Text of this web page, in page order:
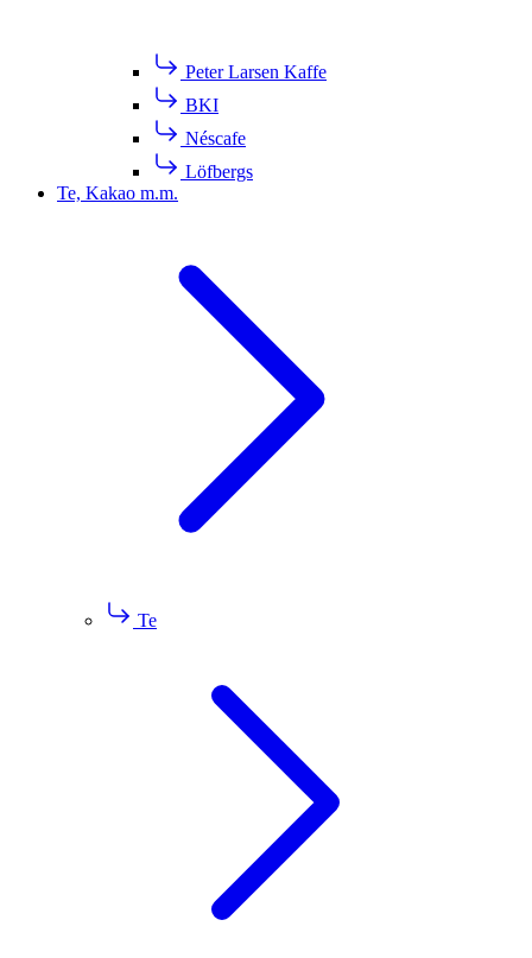
Peter Larsen Kaffe
BKI
Néscafe
Löfbergs
Te, Kakao m.m.
Te